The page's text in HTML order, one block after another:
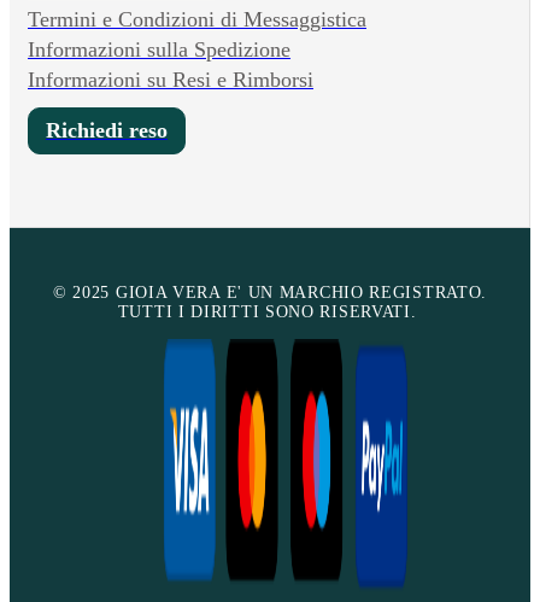
Termini e Condizioni di Messaggistica
Informazioni sulla Spedizione
Informazioni su Resi e Rimborsi
Richiedi reso
© 2025 GIOIA VERA E' UN MARCHIO REGISTRATO.
TUTTI I DIRITTI SONO RISERVATI.